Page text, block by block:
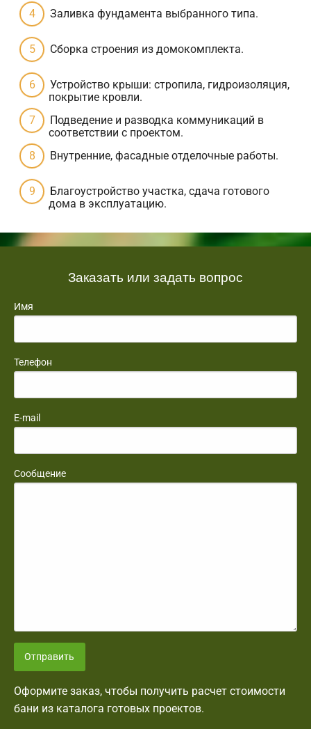
Заливка фундамента выбранного типа.
Сборка строения из домокомплекта.
Устройство крыши: стропила, гидроизоляция,
покрытие кровли.
Подведение и разводка коммуникаций в
соответствии с проектом.
Внутренние, фасадные отделочные работы.
Благоустройство участка, сдача готового
дома в эксплуатацию.
Заказать или задать вопрос
Имя
Телефон
E-mail
Сообщение
Отправить
Оформите заказ, чтобы получить расчет стоимости
бани из каталога готовых проектов.